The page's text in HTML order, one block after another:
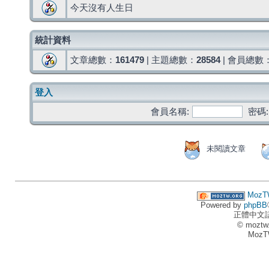
今天沒有人生日
統計資料
文章總數： 161479 | 主題總數： 28584| 會員總數
登入
會員名稱:
密碼:
未閱讀文章
Powered by phpBB
正體中文
©